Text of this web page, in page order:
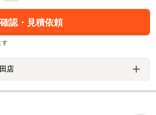
認・見積依頼
す
店